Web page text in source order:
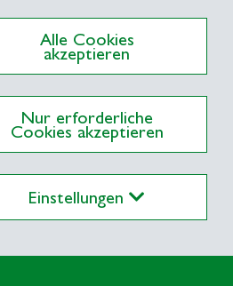
Alle Cookies
akzeptieren
Nur erforderliche
Cookies akzeptieren
Einstellungen
of St. Thomas in
für Wirtschaftsethik und
finden Sie
Co-Leiter des
Forschungs-,